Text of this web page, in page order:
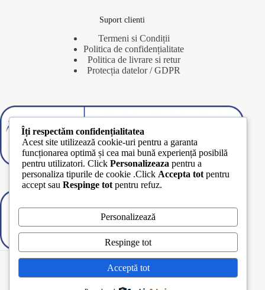
Suport clienti
Termeni si Condiții
Politica de confidențialitate
Politica de livrare si retur
Protecția datelor / GDPR
Copyright © 2026 - carton market
Îți respectăm confidențialitatea
Acest site utilizează cookie-uri pentru a garanta
funcționarea optimă și cea mai bună experiență posibilă
pentru utilizatori. Click Personalizeaza pentru a
personaliza tipurile de cookie .Click Accepta tot pentru
accept sau Respinge tot pentru refuz.
Personalizează
Respinge tot
Acceptă tot